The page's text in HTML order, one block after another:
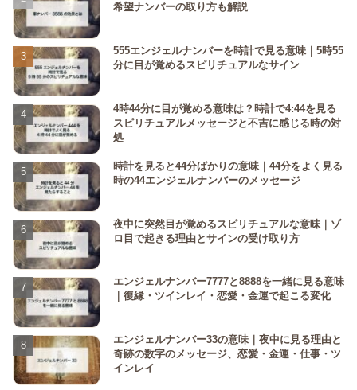
希望ナンバーの取り方も解説
555エンジェルナンバーを時計で見る意味｜5時55
分に目が覚めるスピリチュアルなサイン
4時44分に目が覚める意味は？時計で4:44を見る
スピリチュアルメッセージと不吉に感じる時の対
処
時計を見ると44分ばかりの意味｜44分をよく見る
時の44エンジェルナンバーのメッセージ
夜中に突然目が覚めるスピリチュアルな意味｜ゾ
ロ目で起きる理由とサインの受け取り方
エンジェルナンバー7777と8888を一緒に見る意味
｜復縁・ツインレイ・恋愛・金運で起こる変化
エンジェルナンバー33の意味｜夜中に見る理由と
奇跡の数字のメッセージ、恋愛・金運・仕事・ツ
インレイ